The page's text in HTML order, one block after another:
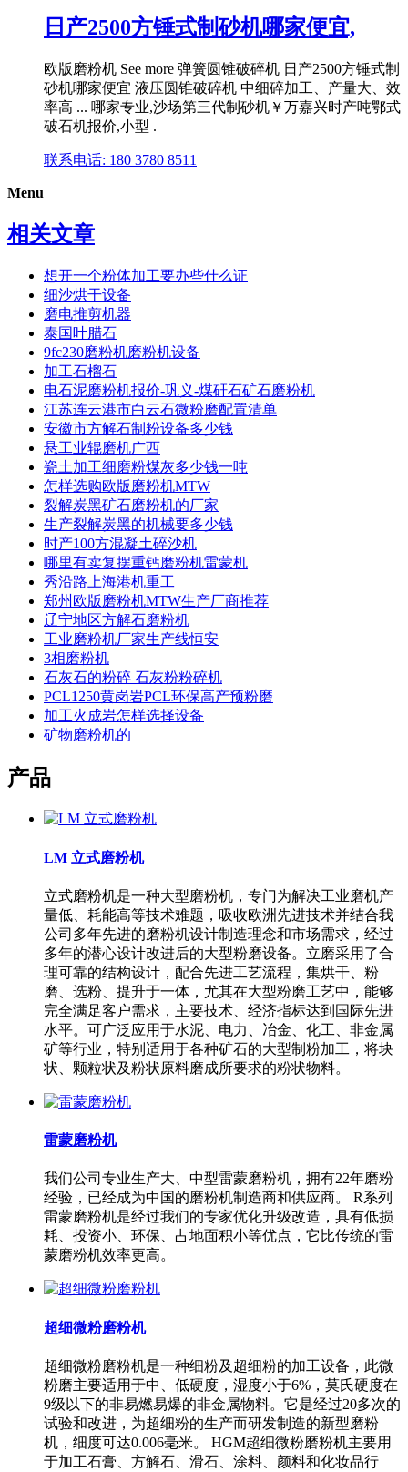
日产2500方锤式制砂机哪家便宜,
欧版磨粉机 See more 弹簧圆锥破碎机 日产2500方锤式制
砂机哪家便宜 液压圆锥破碎机 中细碎加工、产量大、效
率高 ... 哪家专业,沙场第三代制砂机￥万嘉兴时产吨鄂式
破石机报价,小型 .
联系电话: 180 3780 8511
Menu
相关文章
想开一个粉体加工要办些什么证
细沙烘干设备
磨电推剪机器
泰国叶腊石
9fc230磨粉机磨粉机设备
加工石榴石
电石泥磨粉机报价-巩义-煤矸石矿石磨粉机
江苏连云港市白云石微粉磨配置清单
安徽市方解石制粉设备多少钱
悬工业辊磨机广西
瓷土加工细磨粉煤灰多少钱一吨
怎样选购欧版磨粉机MTW
裂解炭黑矿石磨粉机的厂家
生产裂解炭黑的机械要多少钱
时产100方混凝土碎沙机
哪里有卖复摆重钙磨粉机雷蒙机
秀沿路上海港机重工
郑州欧版磨粉机MTW生产厂商推荐
辽宁地区方解石磨粉机
工业磨粉机厂家生产线恒安
3相磨粉机
石灰石的粉碎 石灰粉粉碎机
PCL1250黄岗岩PCL环保高产预粉磨
加工火成岩怎样选择设备
矿物磨粉机的
产品
LM 立式磨粉机
立式磨粉机是一种大型磨粉机，专门为解决工业磨机产
量低、耗能高等技术难题，吸收欧洲先进技术并结合我
公司多年先进的磨粉机设计制造理念和市场需求，经过
多年的潜心设计改进后的大型粉磨设备。立磨采用了合
理可靠的结构设计，配合先进工艺流程，集烘干、粉
磨、选粉、提升于一体，尤其在大型粉磨工艺中，能够
完全满足客户需求，主要技术、经济指标达到国际先进
水平。可广泛应用于水泥、电力、冶金、化工、非金属
矿等行业，特别适用于各种矿石的大型制粉加工，将块
状、颗粒状及粉状原料磨成所要求的粉状物料。
雷蒙磨粉机
我们公司专业生产大、中型雷蒙磨粉机，拥有22年磨粉
经验，已经成为中国的磨粉机制造商和供应商。 R系列
雷蒙磨粉机是经过我们的专家优化升级改造，具有低损
耗、投资小、环保、占地面积小等优点，它比传统的雷
蒙磨粉机效率更高。
超细微粉磨粉机
超细微粉磨粉机是一种细粉及超细粉的加工设备，此微
粉磨主要适用于中、低硬度，湿度小于6%，莫氏硬度在
9级以下的非易燃易爆的非金属物料。它是经过20多次的
试验和改进，为超细粉的生产而研发制造的新型磨粉
机，细度可达0.006毫米。 HGM超细微粉磨粉机主要用
于加工石膏、方解石、滑石、涂料、颜料和化妆品行